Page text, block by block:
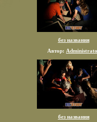
без названия
Автор:
без названия